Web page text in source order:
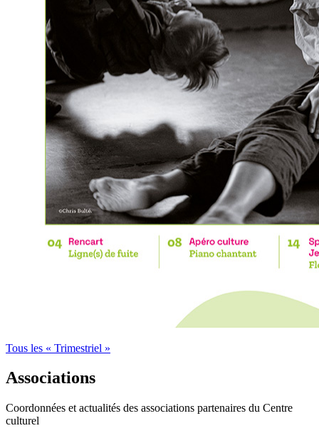
Tous les « Trimestriel »
Associations
Coordonnées et actualités des associations partenaires du Centre
culturel